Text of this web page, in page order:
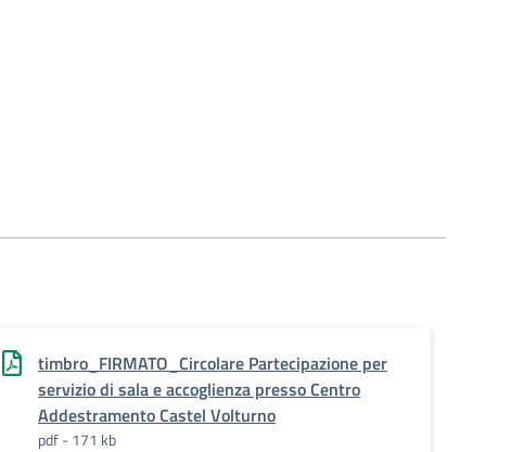
timbro_FIRMATO_Circolare Partecipazione per
servizio di sala e accoglienza presso Centro
Addestramento Castel Volturno
pdf - 171 kb